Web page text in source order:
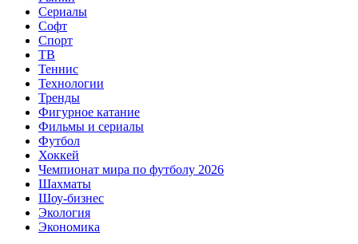
Сериалы
Софт
Спорт
ТВ
Теннис
Технологии
Тренды
Фигурное катание
Фильмы и сериалы
Футбол
Хоккей
Чемпионат мира по футболу 2026
Шахматы
Шоу-бизнес
Экология
Экономика